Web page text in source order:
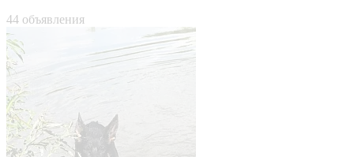
44 объявления